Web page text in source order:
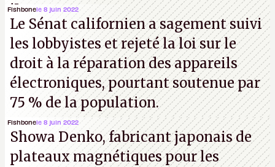
iJouasse.
Fishbonele 8 juin 2022
Le Sénat californien a sagement suivi
les lobbyistes et rejeté la loi sur le
droit à la réparation des appareils
électroniques, pourtant soutenue par
75 % de la population.
Fishbonele 8 juin 2022
Showa Denko, fabricant japonais de
plateaux magnétiques pour les